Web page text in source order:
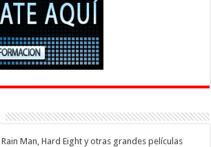
Rain Man, Hard Eight y otras grandes películas